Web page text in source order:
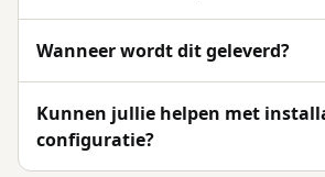
Wanneer wordt dit geleverd?
Kunnen jullie helpen met
configuratie?